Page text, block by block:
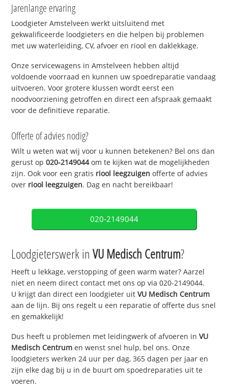
Jarenlange ervaring
Loodgieter Amstelveen werkt uitsluitend met
gekwalificeerde loodgieters en die helpen bij problemen
met uw waterleiding, CV, afvoer en riool en daklekkage.
Onze servicewagens in Amstelveen hebben altijd
voldoende voorraad en kunnen uw spoedreparatie vandaag
uitvoeren. Voor grotere klussen wordt eerst een
noodvoorziening getroffen en direct een afspraak gemaakt
voor de definitieve reparatie.
Offerte of advies nodig?
Wilt u weten wat wij voor u kunnen betekenen? Bel ons dan
gerust op020-2149044om te kijken wat de mogelijkheden
zijn. Ook voor een gratis riool leegzuigen offerte of advies
over riool leegzuigen. Dag en nacht bereikbaar!
020-2149044
Loodgieterswerk inVU Medisch Centrum?
Heeft u lekkage, verstopping of geen warm water? Aarzel
niet en neem direct contact met ons op via 020-2149044.
U krijgt dan direct een loodgieter uitVU Medisch Centrum
aan de lijn. Bij ons regelt u een reparatie of offerte dus snel
en gemakkelijk!
Dus heeft u problemen met leidingwerk of afvoeren inVU
Medisch Centrum en wenst snel hulp, bel ons. Onze
loodgieters werken 24 uur per dag, 365 dagen per jaar en
zijn elke dag bij u in de buurt om spoedreparaties uit te
voeren.